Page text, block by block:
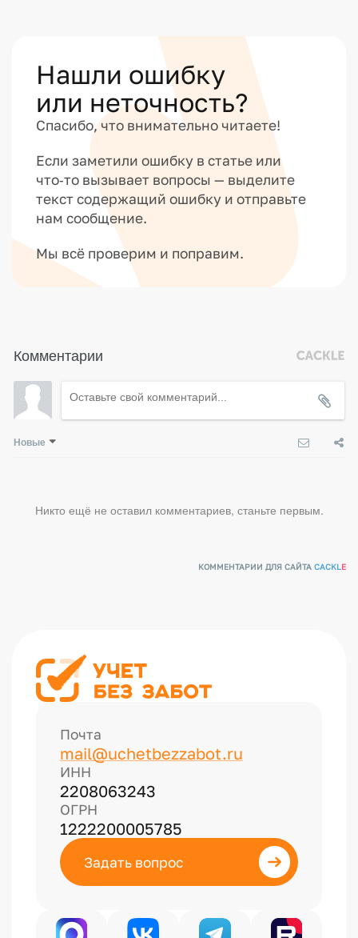
Нашли ошибку
или неточность?
Спасибо, что внимательно читаете!
Если заметили ошибку в статье или
что‑то вызывает вопросы — выделите
текст содержащий ошибку и отправьте
нам сообщение.
Мы всё проверим и поправим.
Комментарии
Новые
Никто ещё не оставил комментариев, станьте первым.
КОММЕНТАРИИ ДЛЯ САЙТАCACKLE
Почта
mail@uchetbezzabot.ru
ИНН
2208063243
ОГРН
1222200005785
Задать вопрос